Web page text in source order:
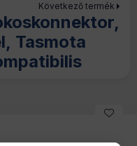
Következő termék
Tasmota